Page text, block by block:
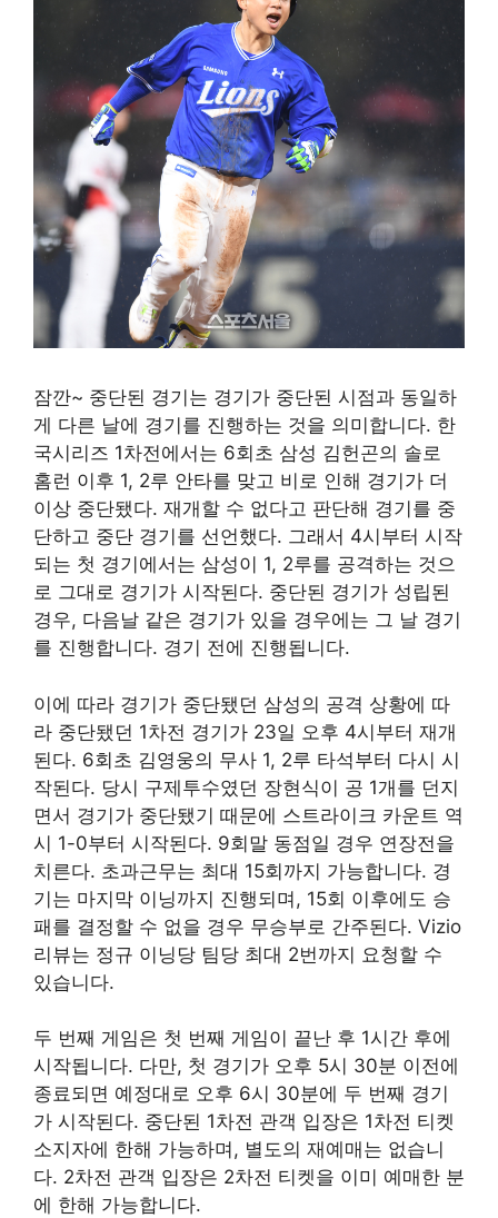
잠깐~ 중단된 경기는 경기가 중단된 시점과 동일하
게 다른 날에 경기를 진행하는 것을 의미합니다. 한
국시리즈 1차전에서는 6회초 삼성 김헌곤의 솔로
홈런 이후 1, 2루 안타를 맞고 비로 인해 경기가 더
이상 중단됐다. 재개할 수 없다고 판단해 경기를 중
단하고 중단 경기를 선언했다. 그래서 4시부터 시작
되는 첫 경기에서는 삼성이 1, 2루를 공격하는 것으
로 그대로 경기가 시작된다. 중단된 경기가 성립된
경우, 다음날 같은 경기가 있을 경우에는 그 날 경기
를 진행합니다. 경기 전에 진행됩니다.
이에 따라 경기가 중단됐던 삼성의 공격 상황에 따
라 중단됐던 1차전 경기가 23일 오후 4시부터 재개
된다. 6회초 김영웅의 무사 1, 2루 타석부터 다시 시
작된다. 당시 구제투수였던 장현식이 공 1개를 던지
면서 경기가 중단됐기 때문에 스트라이크 카운트 역
시 1-0부터 시작된다. 9회말 동점일 경우 연장전을
치른다. 초과근무는 최대 15회까지 가능합니다. 경
기는 마지막 이닝까지 진행되며, 15회 이후에도 승
패를 결정할 수 없을 경우 무승부로 간주된다. Vizio
리뷰는 정규 이닝당 팀당 최대 2번까지 요청할 수
있습니다.
두 번째 게임은 첫 번째 게임이 끝난 후 1시간 후에
시작됩니다. 다만, 첫 경기가 오후 5시 30분 이전에
종료되면 예정대로 오후 6시 30분에 두 번째 경기
가 시작된다. 중단된 1차전 관객 입장은 1차전 티켓
소지자에 한해 가능하며, 별도의 재예매는 없습니
다. 2차전 관객 입장은 2차전 티켓을 이미 예매한 분
에 한해 가능합니다.